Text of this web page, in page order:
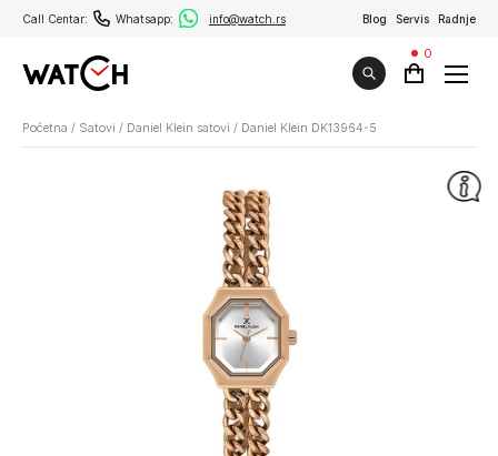
Call Centar: Whatsapp: info@watch.rs Blog Servis Radnje
0
Početna / Satovi / Daniel Klein satovi / Daniel Klein DK13964-5